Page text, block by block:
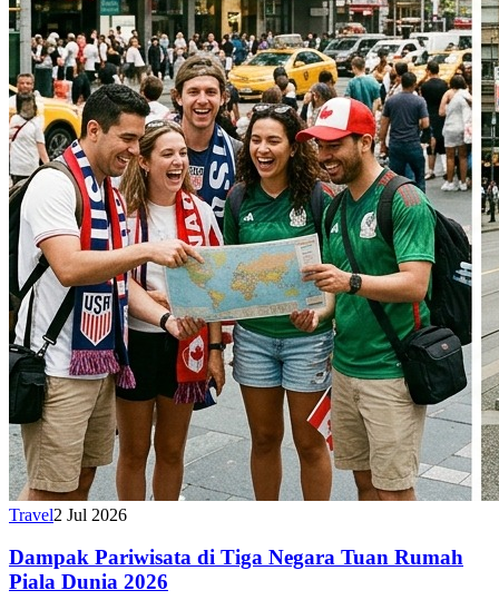
Travel2 Jul 2026
Dampak Pariwisata di Tiga Negara Tuan Rumah
Piala Dunia 2026